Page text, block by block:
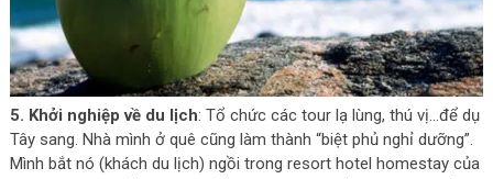
5. Khởi nghiệp về du lịch: Tổ chức các tour lạ lùng, thú vị…để dụ
Tây sang. Nhà mình ở quê cũng làm thành “biệt phủ nghỉ dưỡng”.
Mình bắt nó (khách du lịch) ngồi trong resort hotel homestay của